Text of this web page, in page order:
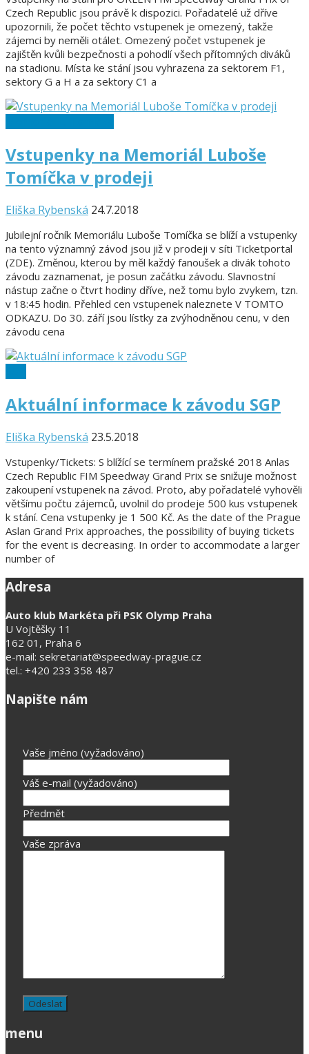
Czech Republic jsou právě k dispozici. Pořadatelé už dříve
upozornili, že počet těchto vstupenek je omezený, takže
zájemci by neměli otálet. Omezený počet vstupenek je
zajištěn kvůli bezpečnosti a pohodlí všech přítomných diváků
na stadionu. Místa ke stání jsou vyhrazena za sektorem F1,
sektory G a H a za sektory C1 a
Vstupenky na Memoriál Luboše
Tomíčka v prodeji
Eliška Rybenská 24.7.2018
Jubilejní ročník Memoriálu Luboše Tomíčka se blíží a vstupenky
na tento významný závod jsou již v prodeji v síti Ticketportal
(ZDE). Změnou, kterou by měl každý fanoušek a divák tohoto
závodu zaznamenat, je posun začátku závodu. Slavnostní
nástup začne o čtvrt hodiny dříve, než tomu bylo zvykem, tzn.
v 18:45 hodin. Přehled cen vstupenek naleznete V TOMTO
ODKAZU. Do 30. září jsou lístky za zvýhodněnou cenu, v den
závodu cena
Aktuální informace k závodu SGP
Eliška Rybenská 23.5.2018
Vstupenky/Tickets: S blížící se termínem pražské 2018 Anlas
Czech Republic FIM Speedway Grand Prix se snižuje možnost
zakoupení vstupenek na závod. Proto, aby pořadatelé vyhověli
většímu počtu zájemců, uvolnil do prodeje 500 kus vstupenek
k stání. Cena vstupenky je 1 500 Kč. As the date of the Prague
Aslan Grand Prix approaches, the possibility of buying tickets
for the event is decreasing. In order to accommodate a larger
number of
Adresa
Auto klub Markéta při PSK Olymp Praha
U Vojtěšky 11
162 01, Praha 6
e-mail: sekretariat@speedway-prague.cz
tel.: +420 233 358 487
Napište nám
Vaše jméno (vyžadováno)
Váš e-mail (vyžadováno)
Předmět
Vaše zpráva
menu